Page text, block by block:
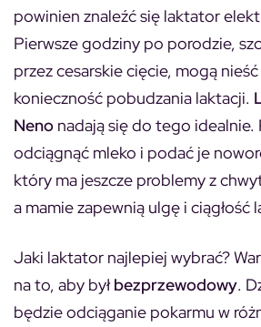
powinien znaleźć się laktator
Pierwsze godziny po porodzie,
przez cesarskie cięcie, mogą
konieczność pobudzania laktacji.
Neno nadają się do tego idealnie.
odciągnąć mleko i podać je
który ma jeszcze problemy z
a mamie zapewnią ulgę i ciągłość
Jaki laktator najlepiej wybrać?
na to, aby byłbezprzewodowy.
będzie odciąganie pokarmu w